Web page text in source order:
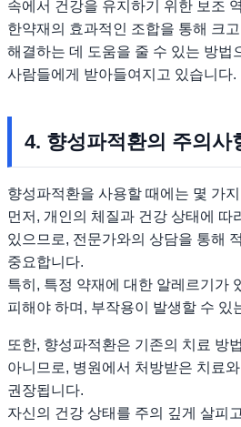
속에서 건강을 유지하기 위한 보조
한약재의 효과적인 조합을 통해 크
해결하는 데 도움을 줄 수 있는 방법
사람들에게 받아들여지고 있습니다.
4. 향성파적환의 주의사
향성파적환을 사용할 때에는 몇 가
먼저, 개인의 체질과 건강 상태에 따
있으므로, 전문가와의 상담을 통해
중요합니다.
특히, 특정 약재에 대한 알레르기가
피해야 하며, 부작용이 발생할 수 있
또한, 향성파적환은 기존의 치료 방
아니므로, 병원에서 처방받은 치료
권장됩니다.
자신의 건강 상태를 주의 깊게 살피